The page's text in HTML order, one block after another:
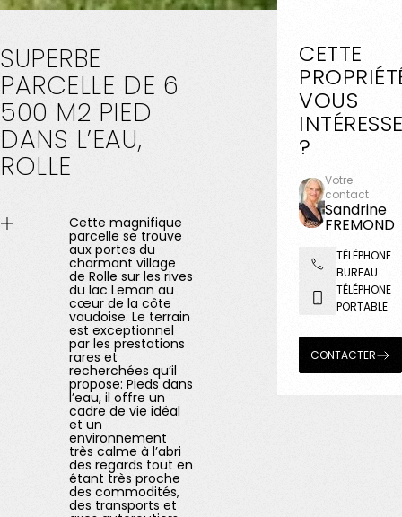
SUPERBE
PARCELLE DE 6
500 M2 PIED
DANS L’EAU,
ROLLE
Cette magnifique
parcelle se trouve
aux portes du
charmant village
de Rolle sur les rives
du lac Leman au
cœur de la côte
vaudoise. Le terrain
est exceptionnel
par les prestations
rares et
recherchées qu’il
propose: Pieds dans
l’eau, il offre un
cadre de vie idéal
et un
environnement
très calme à l’abri
des regards tout en
étant très proche
des commodités,
des transports et
CETTE
VOUS
?
Votre
contact
Sandrine
FREMOND
TÉLÉPHONE
BUREAU
TÉLÉPHONE
PORTABLE
CONTACTER